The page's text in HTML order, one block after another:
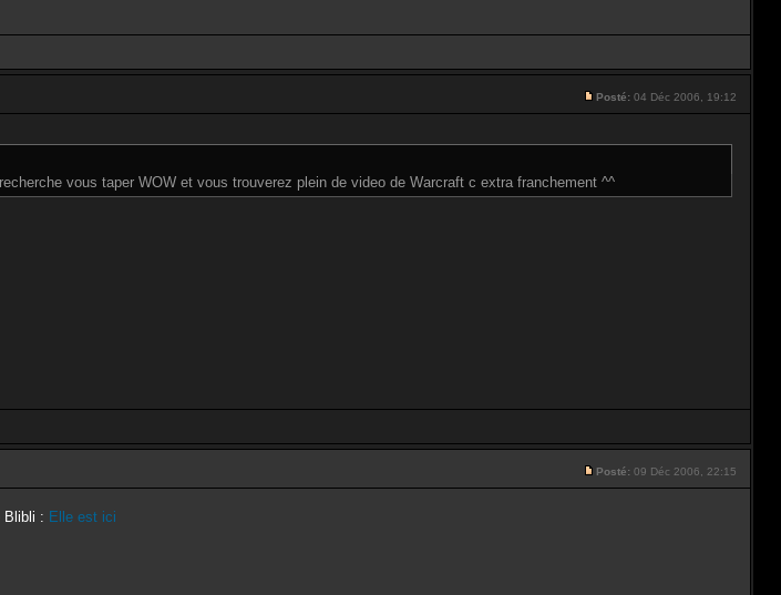
Posté: 04 Déc 2006, 19:12
vous taper WOW et vous trouverez plein de video de Warcraft c extra franchement ^^
Posté: 09 Déc 2006, 22:15
Blibli : Elle est ici